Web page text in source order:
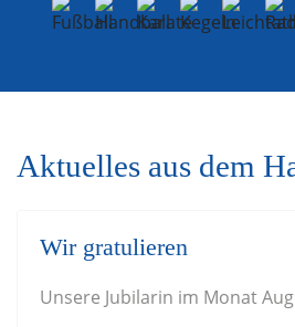
Aktuelles aus dem
Wir gratulieren
Unsere Jubilarin im Monat